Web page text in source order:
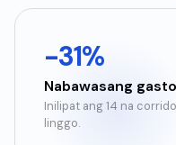
-31%
Nabawasang
Inilipat ang 14 na
linggo.